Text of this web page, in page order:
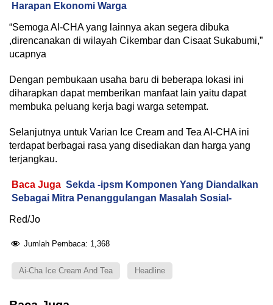
Harapan Ekonomi Warga
“Semoga AI-CHA yang lainnya akan segera dibuka
,direncanakan di wilayah Cikembar dan Cisaat Sukabumi,”
ucapnya
Dengan pembukaan usaha baru di beberapa lokasi ini
diharapkan dapat memberikan manfaat lain yaitu dapat
membuka peluang kerja bagi warga setempat.
Selanjutnya untuk Varian Ice Cream and Tea AI-CHA ini
terdapat berbagai rasa yang disediakan dan harga yang
terjangkau.
Baca Juga Sekda -ipsm Komponen Yang Diandalkan
Sebagai Mitra Penanggulangan Masalah Sosial-
Red/Jo
Jumlah Pembaca: 1,368
Ai-Cha Ice Cream And Tea Headline